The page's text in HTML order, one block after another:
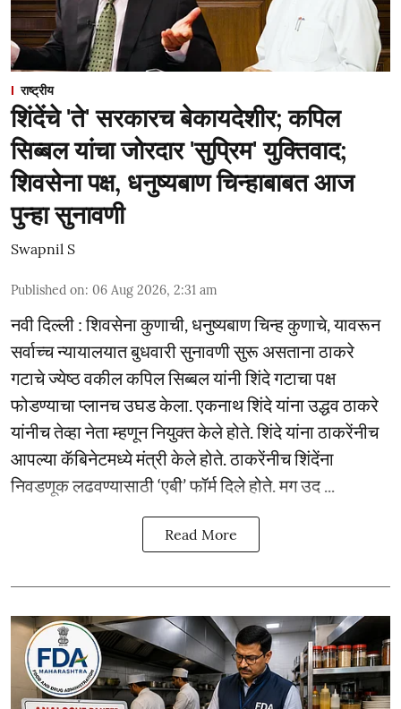
राष्ट्रीय
शिंदेंचे 'ते' सरकारच बेकायदेशीर; कपिल
सिब्बल यांचा जोरदार 'सुप्रिम' युक्तिवाद;
शिवसेना पक्ष, धनुष्यबाण चिन्हाबाबत आज
पुन्हा सुनावणी
Swapnil S
Published on: 06 Aug 2026, 2:31 am
नवी दिल्ली : शिवसेना कुणाची, धनुष्यबाण चिन्ह कुणाचे, यावरून
सर्वाच्च न्यायालयात बुधवारी सुनावणी सुरू असताना ठाकरे
गटाचे ज्येष्ठ वकील कपिल सिब्बल यांनी शिंदे गटाचा पक्ष
फोडण्याचा प्लानच उघड केला. एकनाथ शिंदे यांना उद्धव ठाकरे
यांनीच तेव्हा नेता म्हणून नियुक्त केले होते. शिंदे यांना ठाकरेंनीच
आपल्या कॅबिनेटमध्ये मंत्री केले होते. ठाकरेंनीच शिंदेंना
निवडणूक लढवण्यासाठी ‘एबी’ फॉर्म दिले होते. मग उद ...
Read More